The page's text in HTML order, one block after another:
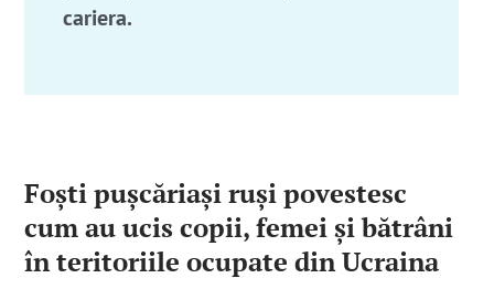
cariera.
Foști pușcăriași ruși povestesc
cum au ucis copii, femei și bătrâni
în teritoriile ocupate din Ucraina